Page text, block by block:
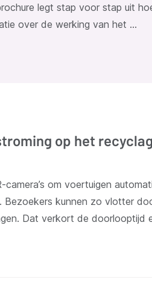
legt stap voor stap uit
over de werking van het …
op het
camera’s om voertuigen
Bezoekers kunnen zo vlotter
Dat verkort de doorlooptijd